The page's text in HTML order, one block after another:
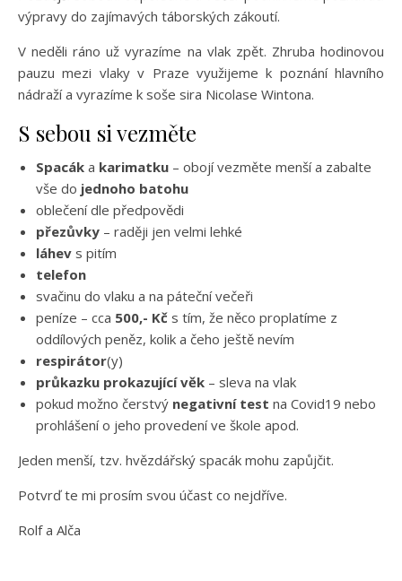
výpravy do zajímavých táborských zákoutí.
V neděli ráno už vyrazíme na vlak zpět. Zhruba hodinovou
pauzu mezi vlaky v Praze využijeme k poznání hlavního
nádraží a vyrazíme k soše sira Nicolase Wintona.
S sebou si vezměte
Spacák a karimatku – obojí vezměte menší a zabalte
vše do jednoho batohu
oblečení dle předpovědi
přezůvky – raději jen velmi lehké
láhev s pitím
telefon
svačinu do vlaku a na páteční večeři
peníze – cca 500,- Kč s tím, že něco proplatíme z
oddílových peněz, kolik a čeho ještě nevím
respirátor(y)
průkazku prokazující věk – sleva na vlak
pokud možno čerstvý negativní test na Covid19 nebo
prohlášení o jeho provedení ve škole apod.
Jeden menší, tzv. hvězdářský spacák mohu zapůjčit.
Potvrď te mi prosím svou účast co nejdříve.
Rolf a Alča